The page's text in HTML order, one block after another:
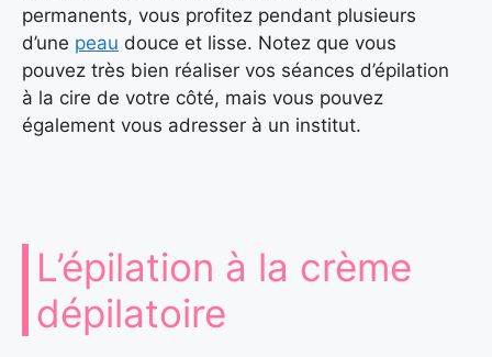
permanents, vous profitez pendant plusieurs
d’une peau douce et lisse. Notez que vous
pouvez très bien réaliser vos séances d’épilation
à la cire de votre côté, mais vous pouvez
également vous adresser à un institut.
L’épilation à la crème
dépilatoire